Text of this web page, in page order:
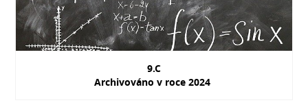
9.C
Archivováno v roce 2024